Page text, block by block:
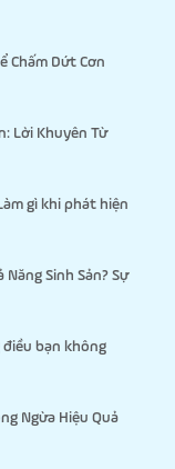
Chấm Dứt Cơn
Lời Khuyên Từ
gì khi phát hiện
Năng Sinh Sản? Sự
bạn không
Ngừa Hiệu Quả